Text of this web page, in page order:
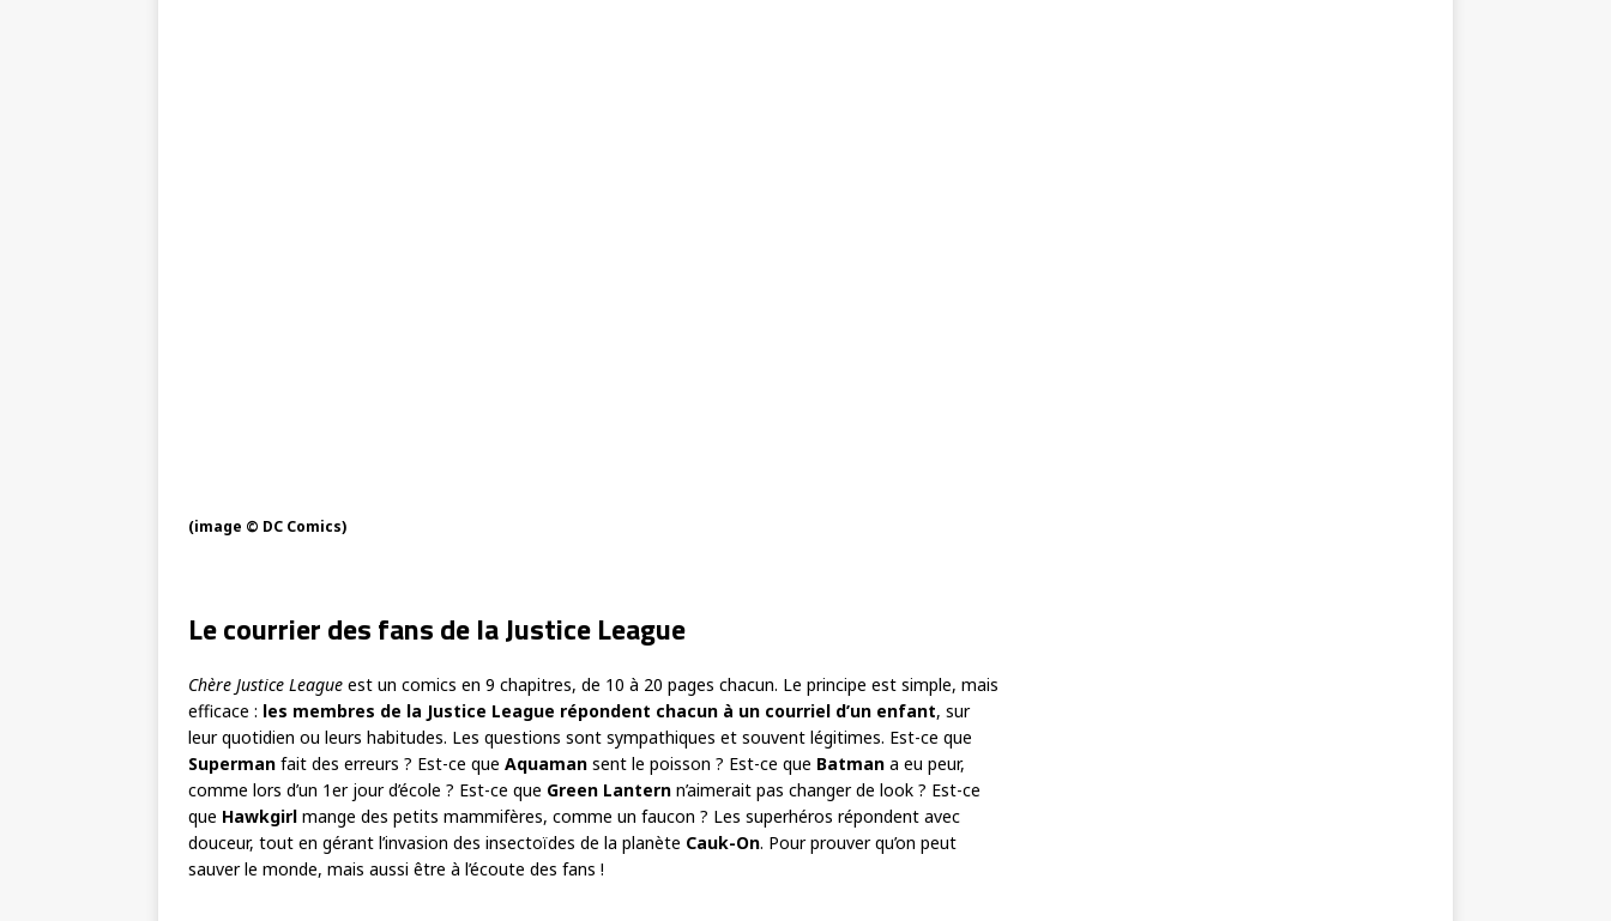
(image © DC Comics)
Le courrier des fans de la Justice League
Chère Justice League est un comics en 9 chapitres, de 10 à 20 pages chacun. Le principe est simple, mais
efficace : les membres de la Justice League répondent chacun à un courriel d’un enfant, sur
leur quotidien ou leurs habitudes. Les questions sont sympathiques et souvent légitimes. Est-ce que
Superman fait des erreurs ? Est-ce que Aquaman sent le poisson ? Est-ce que Batman a eu peur,
comme lors d’un 1er jour d’école ? Est-ce que Green Lantern n’aimerait pas changer de look ? Est-ce
que Hawkgirl mange des petits mammifères, comme un faucon ? Les superhéros répondent avec
douceur, tout en gérant l’invasion des insectoïdes de la planète Cauk-On. Pour prouver qu’on peut
sauver le monde, mais aussi être à l’écoute des fans !